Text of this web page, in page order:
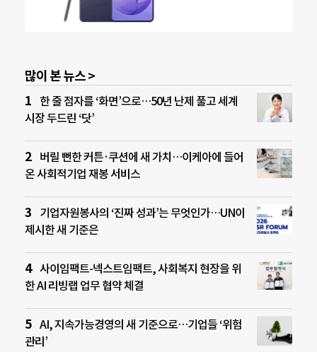
많이 본 뉴스 >
한 줄 점자를 ‘화면’으로…50년 난제 풀고 세계
시장 두드린 ‘닷’
버릴 뻔한 커튼·쿠션에 새 가치…이케아에 들어
온 사회적기업 재봉 서비스
기업자원봉사의 ‘진짜 성과’는 무엇인가…UN이
제시한 새 기준은
사이임팩트-넥스트임팩트, 사회복지 현장을 위
한 AI 리빙랩 업무 협약 체결
AI, 지속가능경영의 새 기준으로…기업들 ‘위험
관리’